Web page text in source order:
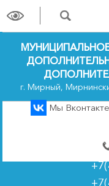
г. Мирный,
Мы Вконтакте